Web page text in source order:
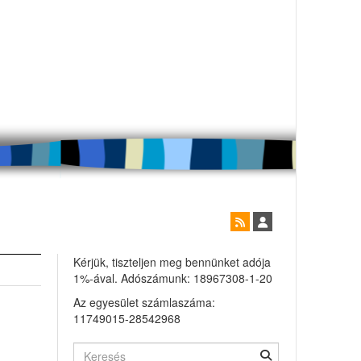
Kérjük, tiszteljen meg bennünket adója
1%-ával. Adószámunk: 18967308-1-20
Az egyesület számlaszáma:
11749015-28542968